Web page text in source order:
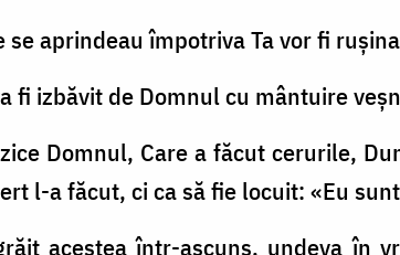
se aprindeau împotriva Ta vor fi
fi izbăvit de Domnul cu mântuire
Domnul, Care a făcut cerurile,
l-a făcut, ci ca să fie locuit: «Eu
acestea într-ascuns, undeva în